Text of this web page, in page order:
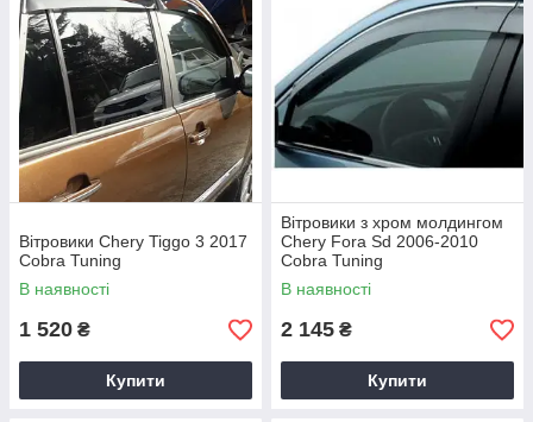
Вітровики Chery Tiggo 3 2017
Cobra Tuning
В наявності
1 520 ₴
Купити
Вітровики з хром молдингом
Chery Fora Sd 2006-2010
Cobra Tuning
В наявності
2 145 ₴
Купити